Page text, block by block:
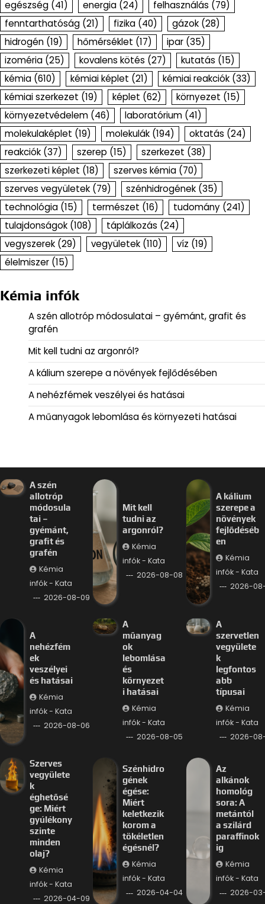
egészség (41) energia (24) felhasználás (79)
fenntarthatóság (21) fizika (40) gázok (28)
hidrogén (19) hőmérséklet (17) ipar (35)
izoméria (25) kovalens kötés (27) kutatás (15)
kémia (610) kémiai képlet (21) kémiai reakciók (33)
kémiai szerkezet (19) képlet (62) környezet (15)
környezetvédelem (46) laboratórium (41)
molekulaképlet (19) molekulák (194) oktatás (24)
reakciók (37) szerep (15) szerkezet (38)
szerkezeti képlet (18) szerves kémia (70)
szerves vegyületek (79) szénhidrogének (35)
technológia (15) természet (16) tudomány (241)
tulajdonságok (108) táplálkozás (24)
vegyszerek (29) vegyületek (110) víz (19)
élelmiszer (15)
Kémia infók
A szén allotróp módosulatai – gyémánt, grafit és
grafén
Mit kell tudni az argonról?
A kálium szerepe a növények fejlődésében
A nehézfémek veszélyei és hatásai
A műanyagok lebomlása és környezeti hatásai
A szén
allotróp
módosula
tai –
gyémánt,
grafit és
grafén
Kémia
infók - Kata
2026-08-09
Mit kell
tudni az
argonról?
Kémia
infók - Kata
2026-08-08
A kálium
szerepe a
növények
fejlődéséb
en
Kémia
infók - Kata
2026-
A
nehézfém
ek
veszélyei
és hatásai
Kémia
infók - Kata
2026-08-06
A
műanyag
ok
lebomlása
és
környezet
i hatásai
Kémia
infók - Kata
2026-08-05
A
szervetlen
vegyülete
k
legfontos
abb
típusai
Kémia
infók - Kata
2026-
Szerves
vegyülete
k
éghetősé
ge: Miért
gyúlékony
szinte
minden
olaj?
Kémia
infók - Kata
2026-04-09
Szénhidro
gének
égése:
Miért
keletkezik
korom a
tökéletlen
égésnél?
Kémia
infók - Kata
2026-04-04
Az
alkánok
homológ
sora: A
metántól
a szilárd
paraffinok
ig
Kémia
infók - Kata
2026-